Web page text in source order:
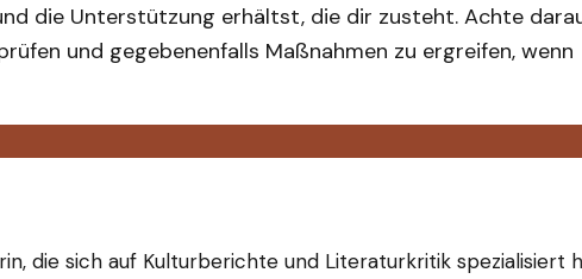
die Unterstützung erhältst, die dir zusteht. Achte
und gegebenenfalls Maßnahmen zu ergreifen, wenn
die sich auf Kulturberichte und Literaturkritik spezialisiert